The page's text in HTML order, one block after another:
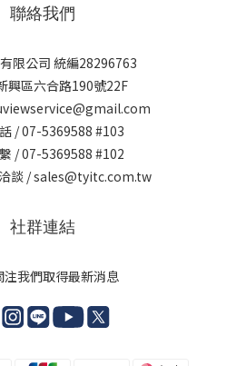
聯絡我們
限公司 統編28296763
興區六合路190號22F
/ 07-5369588 #103
/ 07-5369588 #102
談 / sales@tyitc.com.tw
社群連結
注我們取得最新消息